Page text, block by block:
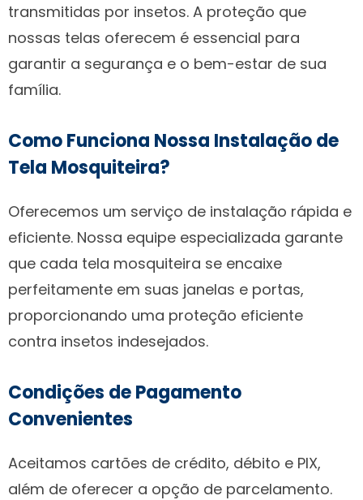
transmitidas por insetos. A proteção que
nossas telas oferecem é essencial para
garantir a segurança e o bem-estar de sua
família.
Como Funciona Nossa Instalação de
Tela Mosquiteira?
Oferecemos um serviço de instalação rápida e
eficiente. Nossa equipe especializada garante
que cada tela mosquiteira se encaixe
perfeitamente em suas janelas e portas,
proporcionando uma proteção eficiente
contra insetos indesejados.
Condições de Pagamento
Convenientes
Aceitamos cartões de crédito, débito e PIX,
além de oferecer a opção de parcelamento.